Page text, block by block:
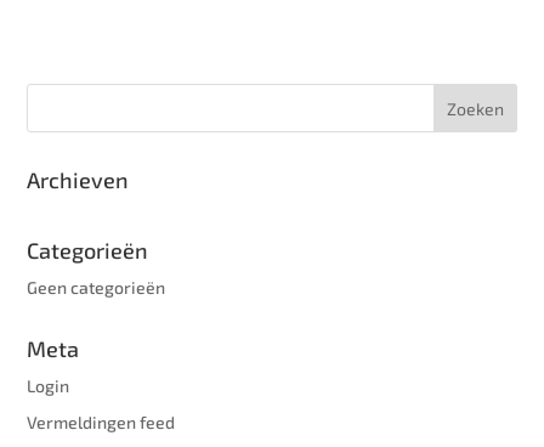
Archieven
Categorieën
Geen categorieën
Meta
Login
Vermeldingen feed